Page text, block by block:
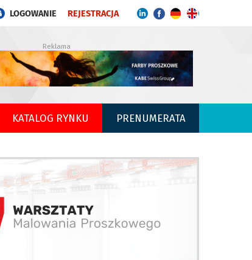
LOGOWANIE REJESTRACJA
Reklama
KATALOG RYNKU PRENUMERATA